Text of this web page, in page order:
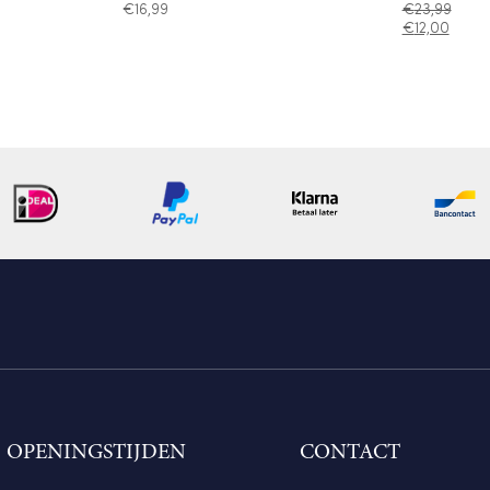
€16,99 €23,99
€12,00
OPENINGSTIJDEN CONTACT